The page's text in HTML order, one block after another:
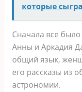
которые
Сначала все
Анны и Аркадия
общий язык,
его рассказы из
астрономии.